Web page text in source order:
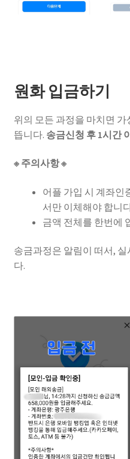
원화 입금하기
위의 모든 과정을 마치면
뜹니다. 송금신청 후 1시간
※ 주의사항 ※
어플 가입 시 계좌인
서만 이체해야 합니
금액 전체를 한번에
송금과정은 알림이 떠서,
다.